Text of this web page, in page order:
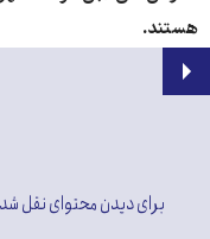
هستند.
برای دیدن محتوای نقل